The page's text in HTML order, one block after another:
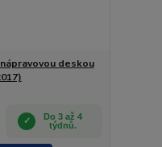
deskou
Do 3 až 4
týdnů.